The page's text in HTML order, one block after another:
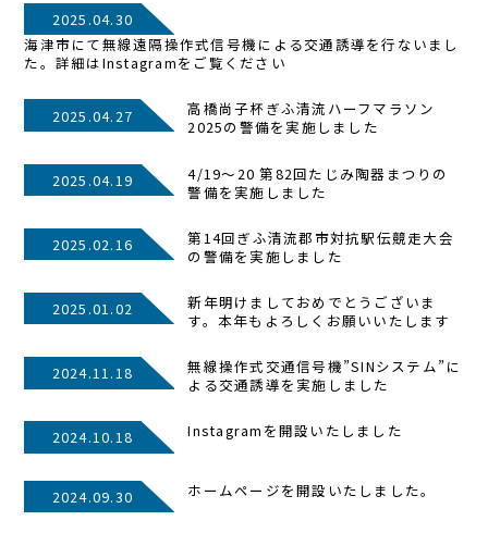
2025.04.30
海津市にて無線遠隔操作式信号機による交通誘導を行ないまし
た。詳細はInstagramをご覧ください
2025.04.27
高橋尚子杯ぎふ清流ハーフマラソン
2025の警備を実施しました
2025.04.19
4/19～20 第82回たじみ陶器まつりの
警備を実施しました
2025.02.16
第14回ぎふ清流郡市対抗駅伝競走大会
の警備を実施しました
2025.01.02
新年明けましておめでとうございま
す。本年もよろしくお願いいたします
2024.11.18
無線操作式交通信号機”SINシステム”に
よる交通誘導を実施しました
2024.10.18 Instagramを開設いたしました
2024.09.30 ホームページを開設いたしました。